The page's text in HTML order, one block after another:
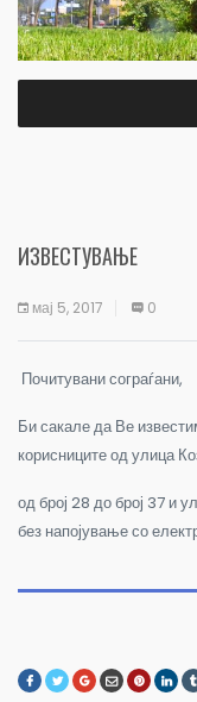
ИЗВЕСТУВАЊЕ
мај 5, 2017 0
Почитувани сограѓани,
Би сакале да Ве
корисниците од улица
од број 28 до број 37 и
без напојување со